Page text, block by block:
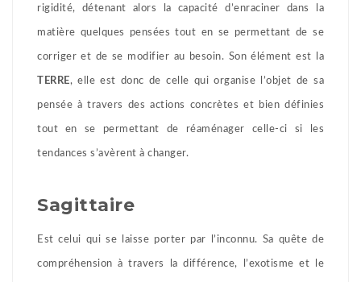
rigidité, détenant alors la capacité d’enraciner dans la
matière quelques pensées tout en se permettant de se
corriger et de se modifier au besoin. Son élément est la
TERRE, elle est donc de celle qui organise l’objet de sa
pensée à travers des actions concrètes et bien définies
tout en se permettant de réaménager celle-ci si les
tendances s’avèrent à changer.
Sagittaire
Est celui qui se laisse porter par l’inconnu. Sa quête de
compréhension à travers la différence, l’exotisme et le